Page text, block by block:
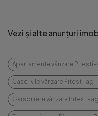
Vezi și alte anunțuri
Apartamente vânzare Pitesti-
Case-vile vânzare Pitesti-ag -
Garsoniere vânzare Pitesti-